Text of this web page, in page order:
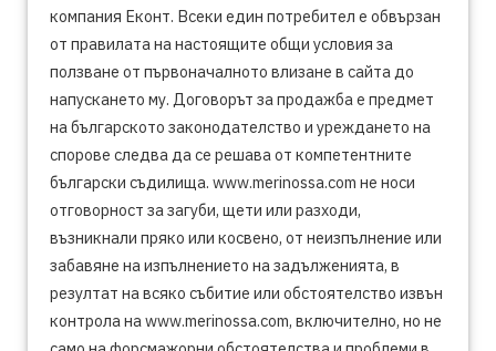
компания Еконт. Всеки един потребител е обвързан
от правилата на настоящите общи условия за
ползване от първоначалното влизане в сайта до
напускането му. Договорът за продажба е предмет
на българското законодателство и уреждането на
спорове следва да се решава от компетентните
български съдилища. www.merinossa.com не носи
отговорност за загуби, щети или разходи,
възникнали пряко или косвено, от неизпълнение или
забавяне на изпълнението на задълженията, в
резултат на всяко събитие или обстоятелство извън
контрола на www.merinossa.com, включително, но не